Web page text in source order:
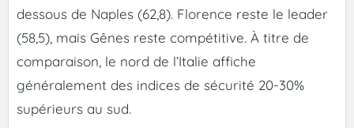
dessous de Naples (62,8). Florence reste le leader
(58,5), mais Gênes reste compétitive. À titre de
comparaison, le nord de l’Italie affiche
généralement des indices de sécurité 20-30%
supérieurs au sud.